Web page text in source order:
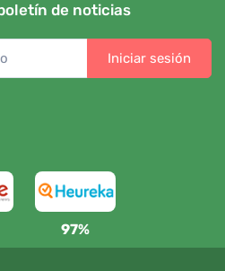
de noticias
Iniciar sesión
97%